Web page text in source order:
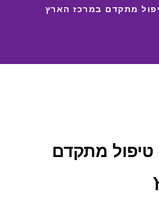
מתקדם במרכז הארץ
טיפול מתקדם